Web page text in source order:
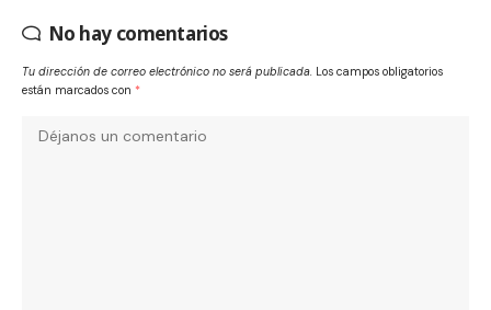
No hay comentarios
Tu dirección de correo electrónico no será publicada. Los campos obligatorios
están marcados con *